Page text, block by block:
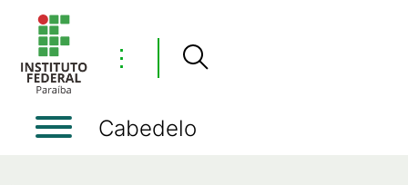
⋮
Cabedelo